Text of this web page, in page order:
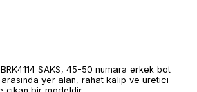
SAKS, 45-50 numara erkek bot
yer alan, rahat kalıp ve üretici